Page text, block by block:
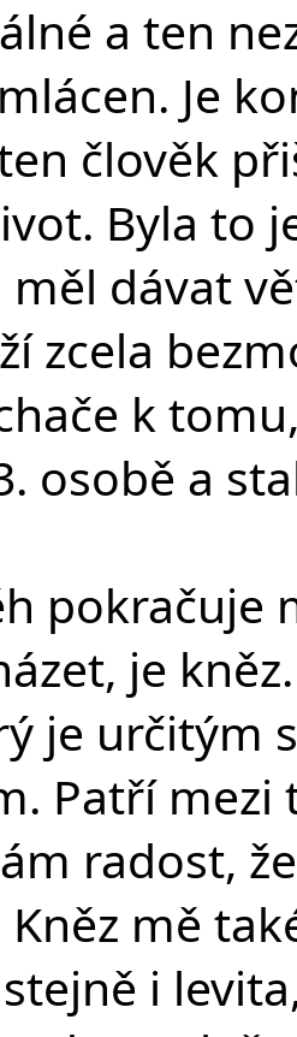
a ten
Je
člověk
Byla to
dávat
zcela
k
osobě a
pokračuje
je
je určitým
Patří mezi
radost,
mě
i